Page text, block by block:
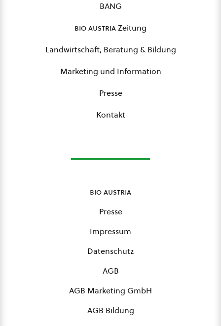
BANG
bio austriaZeitung
Landwirtschaft, Beratung & Bildung
Marketing und Information
Presse
Kontakt
bio austria
Presse
Impressum
Datenschutz
AGB
AGB Marketing GmbH
AGB Bildung